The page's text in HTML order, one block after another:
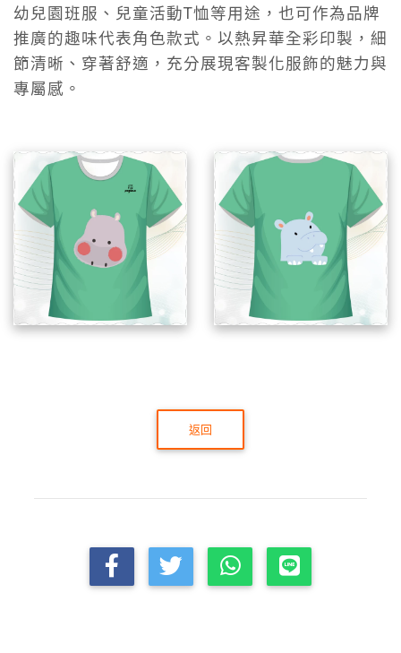
幼兒園班服、兒童活動T恤等用途，也可作為品牌
推廣的趣味代表角色款式。以熱昇華全彩印製，細
節清晰、穿著舒適，充分展現客製化服飾的魅力與
專屬感。
返回